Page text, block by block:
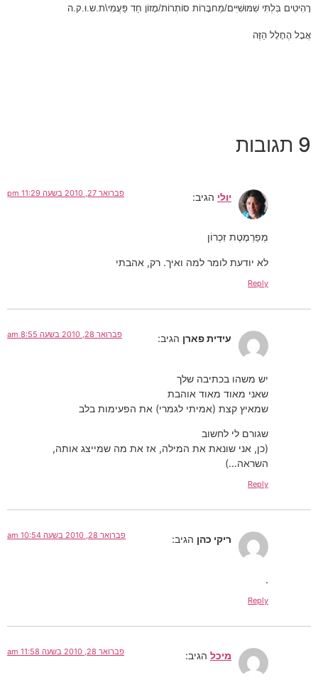
רָהִיטִים בִּלְתִּי שִׁמּוּשִׁיִּים/מַחבָּרוֹת סוֹתְרוֹת/מָזוֹן חַד פַּעֲמִי\ת.ש.וּ.ק.ה
אֲבָל הֶחָלָל הַזֶּה
9 תגובות
יולי הגיב: פברואר 27, 2010 בשעה 11:29 pm
מְפַרְמֶטֶת זִכְרוֹן
לא יודעת לומר למה ואיך. רק, אהבתי
Reply
עידית פארן הגיב: פברואר 28, 2010 בשעה 8:55 am
יש משהו בכתיבה שלך
שאני מאוד מאוד אוהבת
שמאיץ קצת (אמיתי לגמרי) את הפעימות בלב
שגורם לי לחשוב
(כן, אני שונאת את המילה, אז את מה שמייצג אותה,
השראה…)
Reply
ריקי כהן הגיב: פברואר 28, 2010 בשעה 10:54 am
.
Reply
מיכל הגיב: פברואר 28, 2010 בשעה 11:58 am